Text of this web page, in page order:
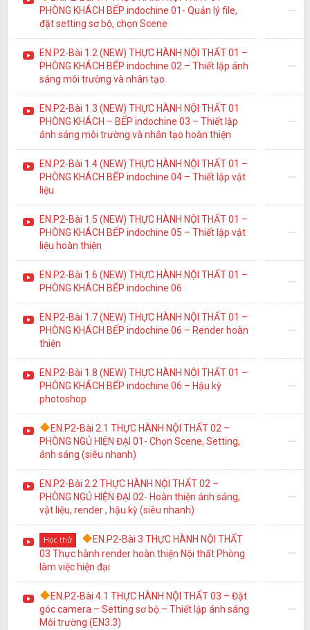
PHÒNG KHÁCH BẾP indochine 01- Quản lý file,
đặt setting sơ bộ, chọn Scene
EN.P2-Bài 1.2 (NEW) THỰC HÀNH NỘI THẤT 01 –
PHÒNG KHÁCH BẾP indochine 02 – Thiết lập ánh
sáng môi trường và nhân tạo
EN.P2-Bài 1.3 (NEW) THỰC HÀNH NỘI THẤT 01
PHÒNG KHÁCH – BẾP indochine 03 – Thiết lập
ánh sáng môi trường và nhân tạo hoàn thiện
EN.P2-Bài 1.4 (NEW) THỰC HÀNH NỘI THẤT 01 –
PHÒNG KHÁCH BẾP indochine 04 – Thiết lập vật
liệu
EN.P2-Bài 1.5 (NEW) THỰC HÀNH NỘI THẤT 01 –
PHÒNG KHÁCH BẾP indochine 05 – Thiết lập vật
liệu hoàn thiện
EN.P2-Bài 1.6 (NEW) THỰC HÀNH NỘI THẤT 01 –
PHÒNG KHÁCH BẾP indochine 06
EN.P2-Bài 1.7 (NEW) THỰC HÀNH NỘI THẤT 01 –
PHÒNG KHÁCH BẾP indochine 06 – Render hoàn
thiện
EN.P2-Bài 1.8 (NEW) THỰC HÀNH NỘI THẤT 01 –
PHÒNG KHÁCH BẾP indochine 06 – Hậu kỳ
photoshop
EN.P2-Bài 2.1 THỰC HÀNH NỘI THẤT 02 –
PHÒNG NGỦ HIỆN ĐẠI 01- Chọn Scene, Setting,
ánh sáng (siêu nhanh)
EN.P2-Bài 2.2 THỰC HÀNH NỘI THẤT 02 –
PHÒNG NGỦ HIỆN ĐẠI 02- Hoàn thiện ánh sáng,
vật liệu, render , hậu kỳ (siêu nhanh)
Học thử
EN.P2-Bài 3 THỰC HÀNH NỘI THẤT
03 Thực hành render hoàn thiện Nội thất Phòng
làm việc hiện đại
EN.P2-Bài 4.1 THỰC HÀNH NỘI THẤT 03 – Đặt
góc camera – Setting sơ bộ – Thiết lập ánh sáng
Môi trường (EN3.3)